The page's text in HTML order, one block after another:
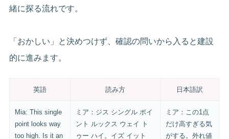
緒に探る流れです。
「おかしい」と決めつけず、確認の問いから入ると建設
的に進みます。
英語 読み方 日本語訳
Mia: This single
point looks way
too high. Is it an
ミア：ジス シングル ポイ
ント ルックス ウェイ ト
ゥー ハイ。イズ イット
ミア：この1点
だけ高すぎる気
がする。外れ値